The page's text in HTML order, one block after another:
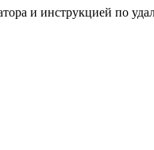
и инструкцией по